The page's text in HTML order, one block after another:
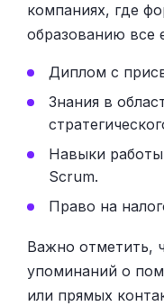
компаниях, где
образованию все
Диплом с
Знания в
Навыки
Scrum.
Право на
Важно отметить,
упоминаний о
или прямых